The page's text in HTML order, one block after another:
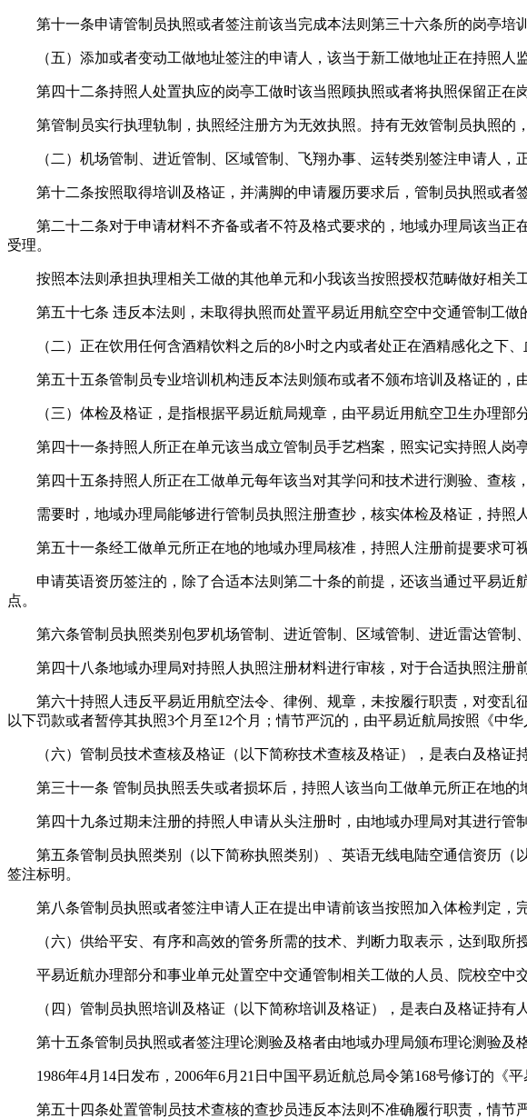
第十一条申请管制员执照或者签注前该当完成本法则第三十六条所的岗亭培
（五）添加或者变动工做地址签注的申请人，该当于新工做地址正在持照人
第四十二条持照人处置执应的岗亭工做时该当照顾执照或者将执照保留正在岗
第管制员实行执理轨制，执照经注册方为无效执照。持有无效管制员执照的
（二）机场管制、进近管制、区域管制、飞翔办事、运转类别签注申请人，
第十二条按照取得培训及格证，并满脚的申请履历要求后，管制员执照或者签
第二十二条对于申请材料不齐备或者不符及格式要求的，地域办理局该当正
受理。
按照本法则承担执理相关工做的其他单元和小我该当按照授权范畴做好相关
第五十七条 违反本法则，未取得执照而处置平易近用航空空中交通管制工做
（二）正在饮用任何含酒精饮料之后的8小时之内或者处正在酒精感化之下、
第五十五条管制员专业培训机构违反本法则颁布或者不颁布培训及格证的，
（三）体检及格证，是指根据平易近航局规章，由平易近用航空卫生办理部
第四十一条持照人所正在单元该当成立管制员手艺档案，照实记实持照人岗
第四十五条持照人所正在工做单元每年该当对其学问和技术进行测验、查核
需要时，地域办理局能够进行管制员执照注册查抄，核实体检及格证，持照
第五十一条经工做单元所正在地的地域办理局核准，持照人注册前提要求可
申请英语资历签注的，除了合适本法则第二十条的前提，还该当通过平易近
点。
第六条管制员执照类别包罗机场管制、进近管制、区域管制、进近雷达管制
第四十八条地域办理局对持照人执照注册材料进行审核，对于合适执照注册
第六十持照人违反平易近用航空法令、律例、规章，未按履行职责，对变乱
以下罚款或者暂停其执照3个月至12个月；情节严沉的，由平易近航局按照《中
（六）管制员技术查核及格证（以下简称技术查核及格证），是表白及格证
第三十一条 管制员执照丢失或者损坏后，持照人该当向工做单元所正在地的
第四十九条过期未注册的持照人申请从头注册时，由地域办理局对其进行管
第五条管制员执照类别（以下简称执照类别）、英语无线电陆空通信资历（
签注标明。
第八条管制员执照或者签注申请人正在提出申请前该当按照加入体检判定，
（六）供给平安、有序和高效的管务所需的技术、判断力取表示，达到取所
平易近航办理部分和事业单元处置空中交通管制相关工做的人员、院校空中
（四）管制员执照培训及格证（以下简称培训及格证），是表白及格证持有
第十五条管制员执照或者签注理论测验及格者由地域办理局颁布理论测验及格
1986年4月14日发布，2006年6月21日中国平易近航总局令第168号修订的《
第五十四条处置管制员技术查核的查抄员违反本法则不准确履行职责，情节